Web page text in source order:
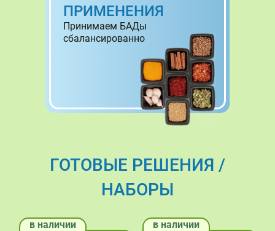
ПРИМЕНЕНИЯ
Принимаем БАДы
сбалансированно
ГОТОВЫЕ РЕШЕНИЯ /
НАБОРЫ
в наличии в наличии